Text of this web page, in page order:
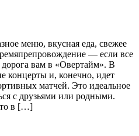
меню, вкусная еда, свежее
— если все
вам в «Овертайм». В
концерты и, конечно, идет
матчей. Это идеальное
с друзьями или родными.
в […]